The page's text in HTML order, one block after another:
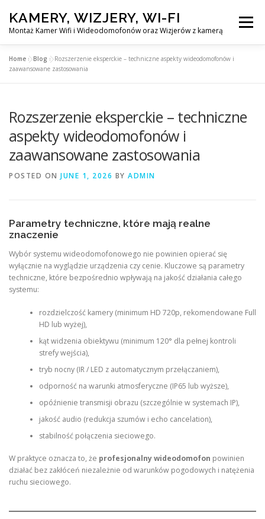
content
KAMERY, WIZJERY, WI-FI
Montaż Kamer Wifi i Wideodomofonów oraz Wizjerów z kamerą
Menu
GŁÓWNA MONTAŻ KAMER WIFI W WARSZAWA
MONTAŻ WIDEDOMOFONÓW
MONTAŻU WIZJERÓW Z KAMERĄ BLOG
Home »Blog »Rozszerzenie eksperckie – techniczne aspekty wideodomofonów i
zaawansowane zastosowania
Rozszerzenie eksperckie – techniczne
aspekty wideodomofonów i
zaawansowane zastosowania
POSTED ON JUNE 1, 2026 BY ADMIN
Parametry techniczne, które mają realne
znaczenie
Wybór systemu wideodomofonowego nie powinien opierać się
wyłącznie na wyglądzie urządzenia czy cenie. Kluczowe są parametry
techniczne, które bezpośrednio wpływają na jakość działania całego
systemu:
rozdzielczość kamery (minimum HD 720p, rekomendowane Full
HD lub wyżej),
kąt widzenia obiektywu (minimum 120° dla pełnej kontroli
strefy wejścia),
tryb nocny (IR / LED z automatycznym przełączaniem),
odporność na warunki atmosferyczne (IP65 lub wyższe),
opóźnienie transmisji obrazu (szczególnie w systemach IP),
jakość audio (redukcja szumów i echo cancelation),
stabilność połączenia sieciowego.
W praktyce oznacza to, że profesjonalny wideodomofon powinien
działać bez zakłóceń niezależnie od warunków pogodowych i natężenia
ruchu sieciowego.